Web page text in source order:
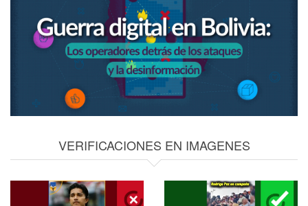
VERIFICACIONES EN IMAGENES